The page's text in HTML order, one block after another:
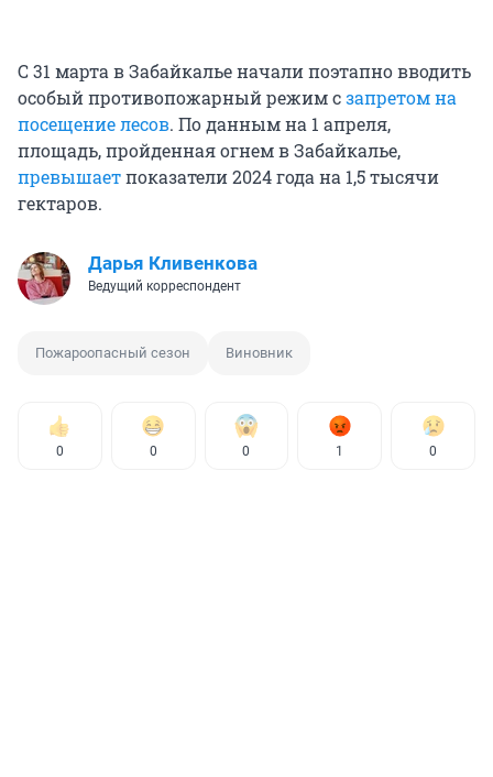
С 31 марта в Забайкалье начали поэтапно вводить
особый противопожарный режим сзапретом на
посещение лесов. По данным на 1 апреля,
площадь, пройденная огнем в Забайкалье,
превышаетпоказатели 2024 года на 1,5 тысячи
гектаров.
Дарья Кливенкова
Ведущий корреспондент
Пожароопасный сезон Виновник
0 0 0 1 0